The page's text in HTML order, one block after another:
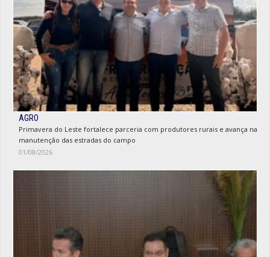
AGRO
Primavera do Leste fortalece parceria com produtores rurais e avança na
manutenção das estradas do campo
01/08/2026